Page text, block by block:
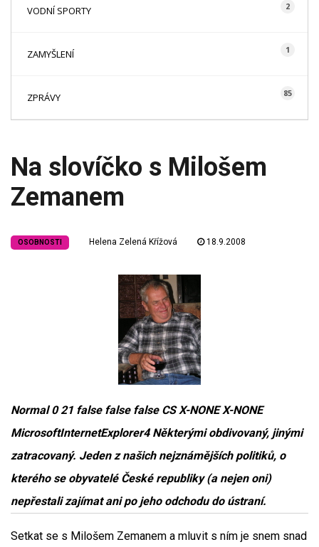
VODNÍ SPORTY 2
ZAMYŠLENÍ 1
ZPRÁVY 85
Na slovíčko s Milošem
Zemanem
OSOBNOSTI Helena Zelená Křížová 18.9.2008
Normal 0 21 false false false CS X-NONE X-NONE
MicrosoftInternetExplorer4 Některými obdivovaný, jinými
zatracovaný. Jeden z našich nejznámějších politiků, o
kterého se obyvatelé České republiky (a nejen oni)
nepřestali zajímat ani po jeho odchodu do ústraní.
Setkat se s Milošem Zemanem a mluvit s ním je snem snad